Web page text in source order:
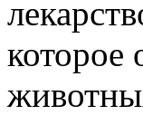
которое